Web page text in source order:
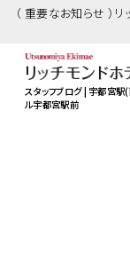
（ 重要なお知らせ ）
スタッフブログ | 宇都宮駅
ル宇都宮駅前